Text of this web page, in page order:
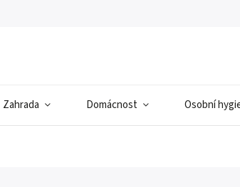
Zahrada Domácnost Osobní